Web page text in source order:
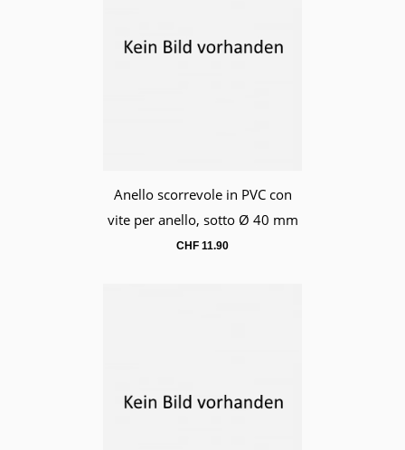
Carrello
Anello scorrevole in PVC con
vite per anello, sotto Ø 40 mm
CHF 11.90